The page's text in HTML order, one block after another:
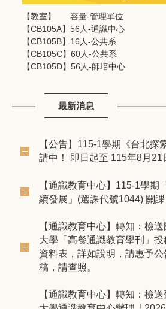
【教室】 容量-管理單位
【CB105A】56人-通識中心
【CB105B】16人-公共系
【CB105C】60人-公共系
【CB105D】56人-師培中心
最新消息
【公告】115-1學期《台北探
請中！ 即日起至 115年8月21
【通識教育中心】​115-1學期
續發展」(選課代號1044) 關課
【通識教育中心】轉知：檢
大學「高餐通識教育學刊」
資料表，詳如說明，請惠予
稿，請查照。
【通識教育中心】轉知：檢